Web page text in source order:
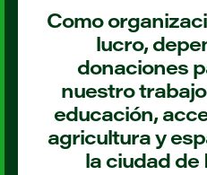
Como
lucro,
donaciones
nuestro
educación,
agricultura y
la ciudad de